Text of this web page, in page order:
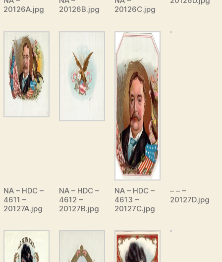
20126A.jpg
20126B.jpg
20126C.jpg
NA – HDC –
4611 –
20127A.jpg
NA – HDC –
4612 –
20127B.jpg
NA – HDC –
4613 –
20127C.jpg
– – –
20127D.jpg